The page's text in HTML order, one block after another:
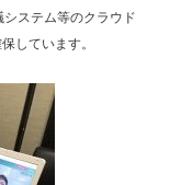
ステム等のクラウド
しています。